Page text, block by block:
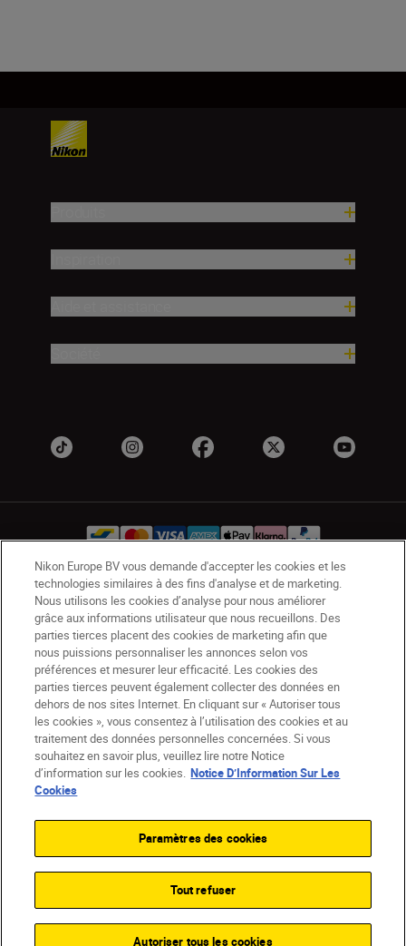
BE(fr) Nikon Sites
Contactez-nous
Avis de confidentialité
Conditions d’utilisation
CVG de la boutique Nikon Store
Notice d’information sur les cookies
Accessibilité
Paramètres des cookies
© 2026 Nikon
Nikon Europe BV vous demande d'accepter les cookies et les
technologies similaires à des fins d'analyse et de marketing.
Nous utilisons les cookies d’analyse pour nous améliorer
grâce aux informations utilisateur que nous recueillons. Des
parties tierces placent des cookies de marketing afin que
nous puissions personnaliser les annonces selon vos
préférences et mesurer leur efficacité. Les cookies des
parties tierces peuvent également collecter des données en
dehors de nos sites Internet. En cliquant sur « Autoriser tous
les cookies », vous consentez à l’utilisation des cookies et au
traitement des données personnelles concernées. Si vous
souhaitez en savoir plus, veuillez lire notre Notice
d’information sur les cookies. Notice D’Information Sur Les
Cookies
Paramètres des cookies
Tout refuser
Autoriser tous les cookies